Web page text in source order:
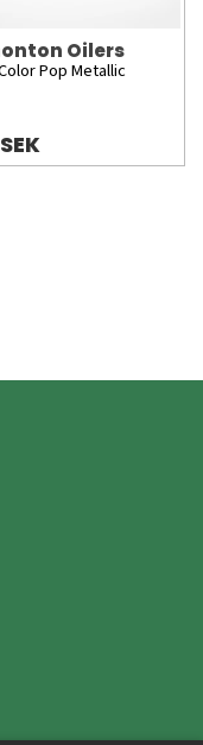
Oilers
Pop Metallic